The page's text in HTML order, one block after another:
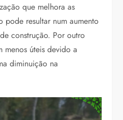
que melhora as
pode resultar num aumento
construção. Por outro
menos úteis devido a
diminuição na